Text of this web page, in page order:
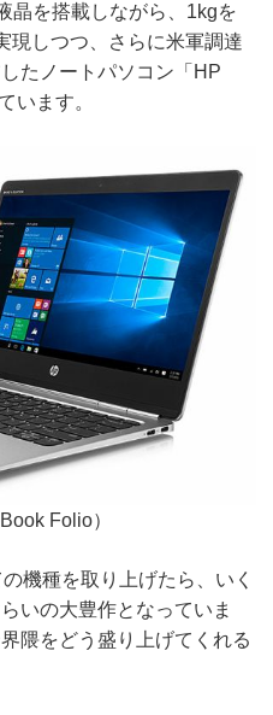
晶を搭載しながら、1kgを
現しつつ、さらに米軍調達
たノートパソコン「HP
います。
Folio）
機種を取り上げたら、いく
いの大豊作となっていま
隈をどう盛り上げてくれる